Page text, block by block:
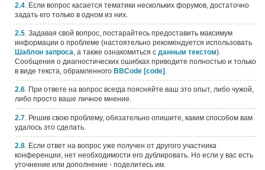
2.4 . Если вопрос касается тематики нескольких форумов, достаточно
задать его только в одном из них.
2.5. Задавая свой вопрос, постарайтесь предоставить максимум
информации о проблеме (настоятельно рекомендуется использовать
Шаблон запроса, а также ознакомиться с данным текстом).
Сообщения о диагностических ошибках приводите полностью и только
в виде текста, обрамленного BBCode [code] .
2.6. При ответе на вопрос всегда поясняйте ваш это опыт, либо чужой,
либо просто ваше личное мнение.
2.7 . Решив свою проблему, обязательно опишите, каким способом вам
удалось это сделать.
2.8. Если ответ на вопрос уже получен от другого участника
конференции, нет необходимости его дублировать. Но если у вас есть
уточнение или дополнение - поделитесь им.